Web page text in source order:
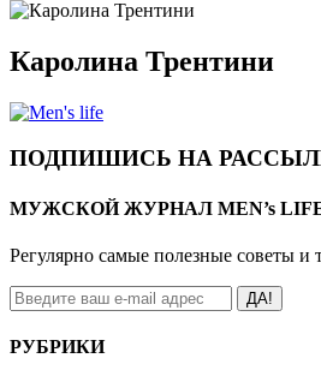
Каролина Трентини
ПОДПИШИСЬ НА
МУЖСКОЙ ЖУРНАЛ MEN’s
Регулярно самые полезные советы
ДА!
РУБРИКИ